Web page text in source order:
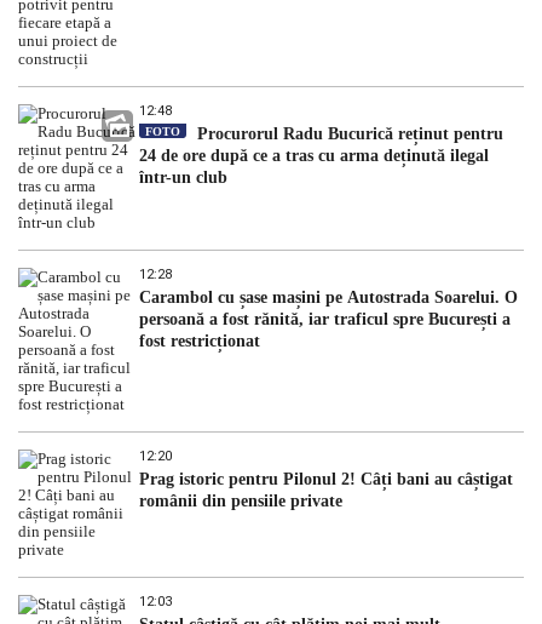
12:48
FOTO
Procurorul Radu Bucurică reținut pentru
24 de ore după ce a tras cu arma deținută ilegal
într-un club
12:28
Carambol cu șase mașini pe Autostrada Soarelui. O
persoană a fost rănită, iar traficul spre București a
fost restricționat
12:20
Prag istoric pentru Pilonul 2! Câți bani au câștigat
românii din pensiile private
12:03